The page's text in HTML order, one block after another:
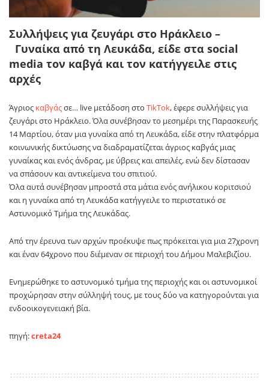
Συλλήψεις για ζευγάρι στο Ηράκλειο –
Γυναίκα από τη Λευκάδα, είδε στα social
media τον καβγά και τον κατήγγειλε στις
αρχές
Άγριoς καβγάςσε… live μετάδοση στο TikΤok, έφερε συλλήψεις για
ζευγάρι στο Ηράκλειο. Όλα συνέβησαν το μεσημέρι της Παρασκευής
14 Μαρτίου, όταν μια γυναίκα από τη Λευκάδα, είδε στην πλατφόρμα
κοινωνικής δικτύωσης να διαδραματίζεται άγριος καβγάς μιας
γυναίκας και ενός άνδρας, με ύβρεις και απειλές, ενώ δεν δίστασαν
να σπάσουν και αντικείμενα του σπιτιού.
Όλα αυτά συνέβησαν μπροστά στα μάτια ενός ανήλικου κοριτσιού
και η γυναίκα από τη Λευκάδα κατήγγειλε το περιστατικό σε
Αστυνομικό Τμήμα της Λευκάδας.
Από την έρευνα των αρχών προέκυψε πως πρόκειται για μια 27χρονη
και έναν 64χρονο που διέμεναν σε περιοχή του Δήμου Μαλεβιζίου.
Ενημερώθηκε το αστυνομικό τμήμα της περιοχής και οι αστυνομικοί
προχώρησαν στην σύλληψή τους, με τους δύο να κατηγορούνται για
ενδοοικογενειακή βία.
πηγή:creta24